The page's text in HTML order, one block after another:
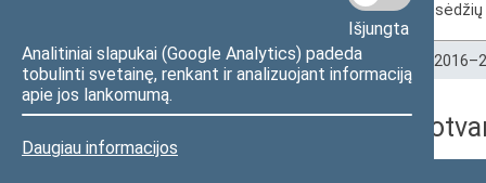
Išjungta
Analitiniai slapukai (Google Analytics) padeda
tobulinti svetainę, renkant ir analizuojant informaciją
apie jos lankomumą.
Daugiau informacijos
Posėdžiai
Pradžia>Seimo posėdžiai>Kadencijos
2019-05-28 dienos